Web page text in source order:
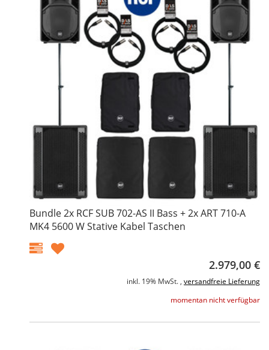
Bundle 2x RCF SUB 702-AS II Bass + 2x ART 710-A
MK4 5600 W Stative Kabel Taschen
2.979,00 €
inkl. 19% MwSt. , versandfreie Lieferung
momentan nicht verfügbar